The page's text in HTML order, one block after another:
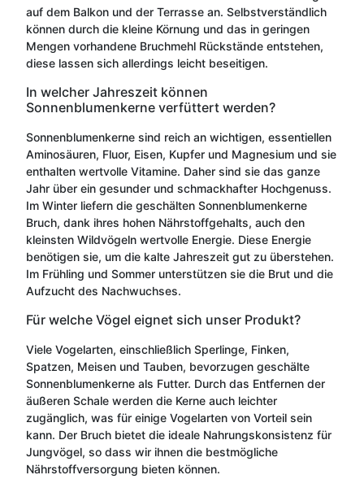
auf dem Balkon und der Terrasse an. Selbstverständlich
können durch die kleine Körnung und das in geringen
Mengen vorhandene Bruchmehl Rückstände entstehen,
diese lassen sich allerdings leicht beseitigen.
In welcher Jahreszeit können
Sonnenblumenkerne verfüttert werden?
Sonnenblumenkerne sind reich an wichtigen, essentiellen
Aminosäuren, Fluor, Eisen, Kupfer und Magnesium und sie
enthalten wertvolle Vitamine. Daher sind sie das ganze
Jahr über ein gesunder und schmackhafter Hochgenuss.
Im Winter liefern die geschälten Sonnenblumenkerne
Bruch, dank ihres hohen Nährstoffgehalts, auch den
kleinsten Wildvögeln wertvolle Energie. Diese Energie
benötigen sie, um die kalte Jahreszeit gut zu überstehen.
Im Frühling und Sommer unterstützen sie die Brut und die
Aufzucht des Nachwuchses.
Für welche Vögel eignet sich unser Produkt?
Viele Vogelarten, einschließlich Sperlinge, Finken,
Spatzen, Meisen und Tauben, bevorzugen geschälte
Sonnenblumenkerne als Futter. Durch das Entfernen der
äußeren Schale werden die Kerne auch leichter
zugänglich, was für einige Vogelarten von Vorteil sein
kann. Der Bruch bietet die ideale Nahrungskonsistenz für
Jungvögel, so dass wir ihnen die bestmögliche
Nährstoffversorgung bieten können.